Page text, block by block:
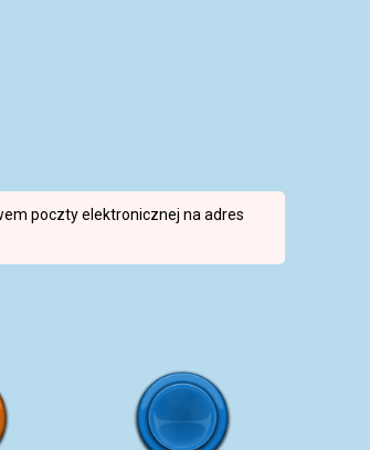
poczty elektronicznej na adres